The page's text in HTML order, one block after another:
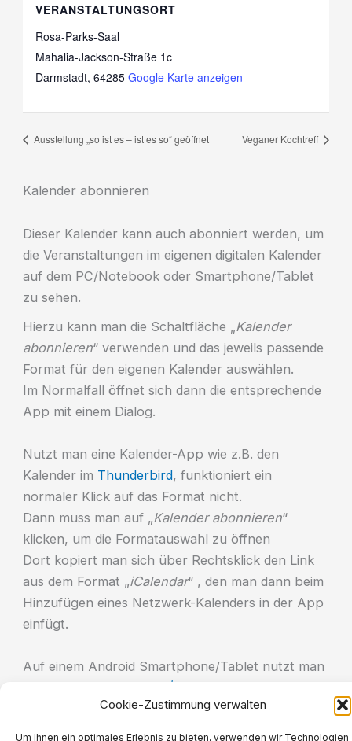
Cookie-Zustimmung verwalten
Um Ihnen ein optimales Erlebnis zu bieten, verwenden wir Technologien
VERANSTALTUNGSORT
Rosa-Parks-Saal
Mahalia-Jackson-Straße 1c
Darmstadt, 64285 Google Karte anzeigen
Ausstellung „so ist es – ist es so“ geöffnet Veganer Kochtreff
Kalender abonnieren
Dieser Kalender kann auch abonniert werden, um
die Veranstaltungen im eigenen digitalen Kalender
auf dem PC/Notebook oder Smartphone/Tablet
zu sehen.
Hierzu kann man die Schaltfläche „Kalender
abonnieren“ verwenden und das jeweils passende
Format für den eigenen Kalender auswählen.
Im Normalfall öffnet sich dann die entsprechende
App mit einem Dialog.
Nutzt man eine Kalender-App wie z.B. den
Kalender im Thunderbird, funktioniert ein
normaler Klick auf das Format nicht.
Dann muss man auf „Kalender abonnieren“
klicken, um die Formatauswahl zu öffnen
Dort kopiert man sich über Rechtsklick den Link
aus dem Format „iCalendar“ , den man dann beim
Hinzufügen eines Netzwerk-Kalenders in der App
einfügt.
Auf einem Android Smartphone/Tablet nutzt man
5
Kalender ebenfalls aus dem „iCalendar“ Format